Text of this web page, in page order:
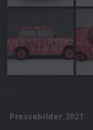
Pressebilder 2021